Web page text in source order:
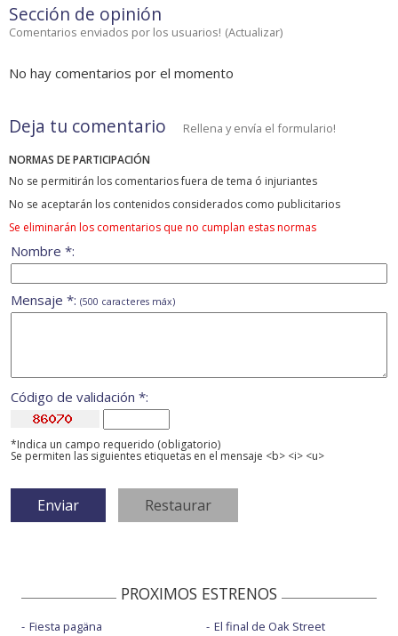
Sección de opinión
Comentarios enviados por los usuarios! (Actualizar)
No hay comentarios por el momento
Deja tu comentario Rellena y envía el formulario!
NORMAS DE PARTICIPACIÓN
No se permitirán los comentarios fuera de tema ó injuriantes
No se aceptarán los contenidos considerados como publicitarios
Se eliminarán los comentarios que no cumplan estas normas
Nombre *:
Mensaje *: (500 caracteres máx)
Código de validación *:
*Indica un campo requerido (obligatorio)
Se permiten las siguientes etiquetas en el mensaje <b> <i> <u>
PROXIMOS ESTRENOS
Fiesta pagäna
El final de Oak Street